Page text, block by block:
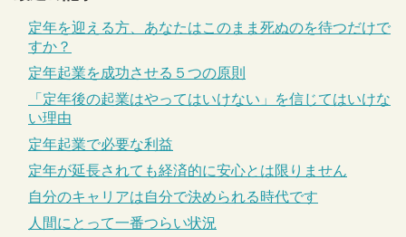
定年を迎える方、あなたはこのまま死ぬのを待つだけで
すか？
定年起業を成功させる５つの原則
「定年後の起業はやってはいけない」を信じてはいけな
い理由
定年起業で必要な利益
定年が延長されても経済的に安心とは限りません
自分のキャリアは自分で決められる時代です
人間にとって一番つらい状況